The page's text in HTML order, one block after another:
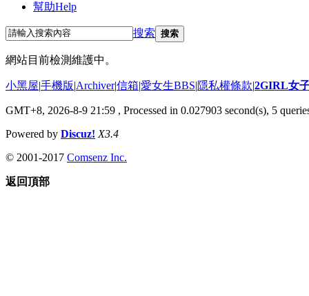
幫助Help
搜索 搜索
網站目前檢測維護中。
小黑屋|手機版|Archiver|信箱|愛女生BBS|隱私權條款|2GIRL女
GMT+8, 2026-8-9 21:59 , Processed in 0.027903 second(s), 5
Powered by Discuz! X3.4
© 2001-2017 Comsenz Inc.
返回頂部